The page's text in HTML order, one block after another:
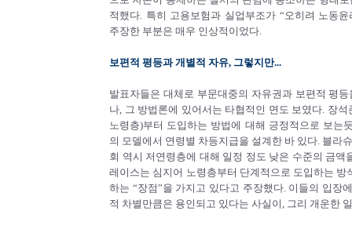
적했다. 특히 고용보험과 실업부조가 “오히려 노동
주장한 부분은 매우 인상적이었다.
보편적 평등과 개별적 자유, 그렇지만...
발표자들은 대체로 부문대중의 자유권과 보편적 평
나, 그 방법론에 있어서는 타협적인 면도 보였다. 장
노령층)부터 도입하는 방법에 대해 긍정적으로 보는
의 모델에서 연령별 차등지급을 설계한 바 있다. 블라
회 역시 저연령층에 대해 일정 정도 낮은 수준의 금액
레이스는 심지어 노령층부터 단계적으로 도입하는
하는 “장점”을 가지고 있다고 주장했다. 이들의 입장
적 차별만큼은 용인되고 있다는 사실이, 그리 개운한